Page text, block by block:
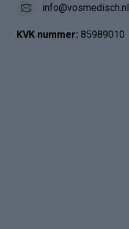
info@vosmedisch.nl
KVK nummer: 85989010